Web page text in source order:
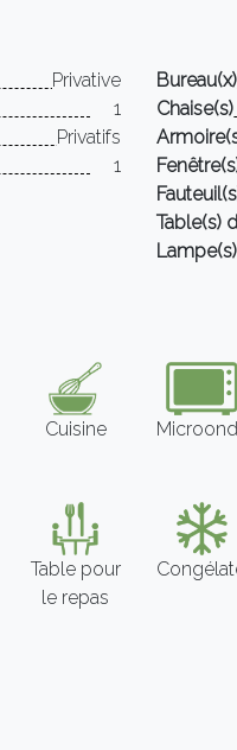
Privative
1
Privatifs
1
Bureau(x)
Chaise(s)
Table(s)
Cuisine
Table pour
le repas